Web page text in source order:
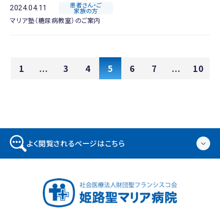
2024.04.11 患者さん・ご
家族の方
マリア塾（糖尿病教室）のご案内
1 ... 3 4 5 6 7 ... 10
よく閲覧されるページはこちら